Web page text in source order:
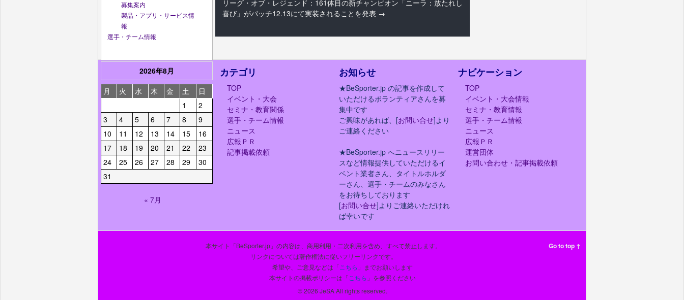
募集案内
製品・アプリ・サービス情
報
選手・チーム情報
リーグ・オブ・レジェンド：161体目の新チャンピオン「ニーラ：放たれし
喜び」がパッチ12.13にて実装されることを発表 →
2026年8月
月
火 水 木 金 土
日
1
2
3
4 5 6 7 8
9
10
11 12 13 14 15
16
17
18 19 20 21 22
23
24
25 26 27 28 29
30
31
« 7月
カテゴリ
TOP
イベント・大会
セミナ・教育関係
選手・チーム情報
ニュース
広報ＰＲ
記事掲載依頼
お知らせ
★BeSporter.jp の記事を作成して
いただけるボランティアさんを募
集中です
ご興味があれば、[お問い合せ]より
ご連絡ください
★BeSporter.jp へニュースリリー
スなど情報提供していただけるイ
ベント業者さん、タイトルホルダ
ーさん、選手・チームのみなさん
をお待ちしております
[お問い合せ]よりご連絡いただけれ
ば幸いです
ナビケーション
TOP
イベント・大会情報
セミナ・教育情報
選手・チーム情報
ニュース
広報ＰＲ
運営団体
お問い合わせ・記事掲載依頼
Go to top ↑
本サイト「BeSporter.jp」の内容は、商用利用・二次利用を含め、すべて禁止します。
リンクについては著作権法に従いフリーリンクです。
希望や、ご意見などは「 こちら 」までお願いします
本サイトの掲載ポリシーは「 こちら 」を参照ください
© 2026 JeSA All rights reserved.